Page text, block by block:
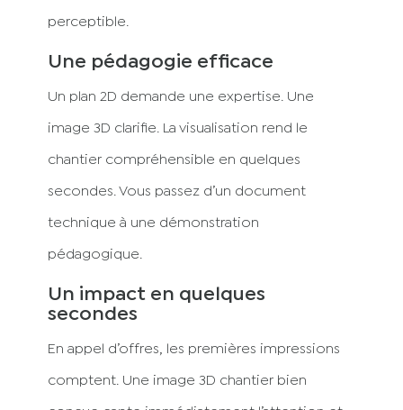
perceptible.
Une pédagogie efficace
Un plan 2D demande une expertise. Une
image 3D clarifie. La visualisation rend le
chantier compréhensible en quelques
secondes. Vous passez d’un document
technique à une démonstration
pédagogique.
Un impact en quelques
secondes
En appel d’offres, les premières impressions
comptent. Une image 3D chantier bien